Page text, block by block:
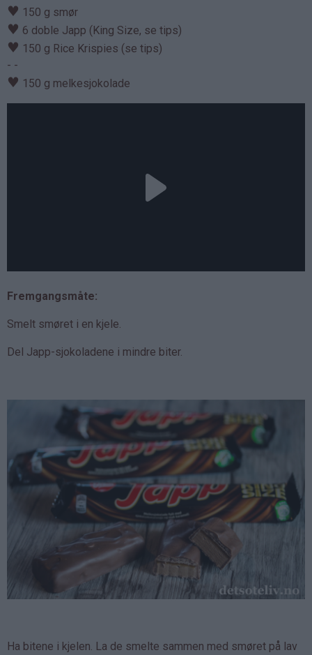
♥ 150 g smør
♥ 6 doble Japp (King Size, se tips)
♥ 150 g Rice Krispies (se tips)
- -
♥ 150 g melkesjokolade
Fremgangsmåte:
Smelt smøret i en kjele.
Del Japp-sjokoladene i mindre biter.
Ha bitene i kjelen. La de smelte sammen med smøret på lav